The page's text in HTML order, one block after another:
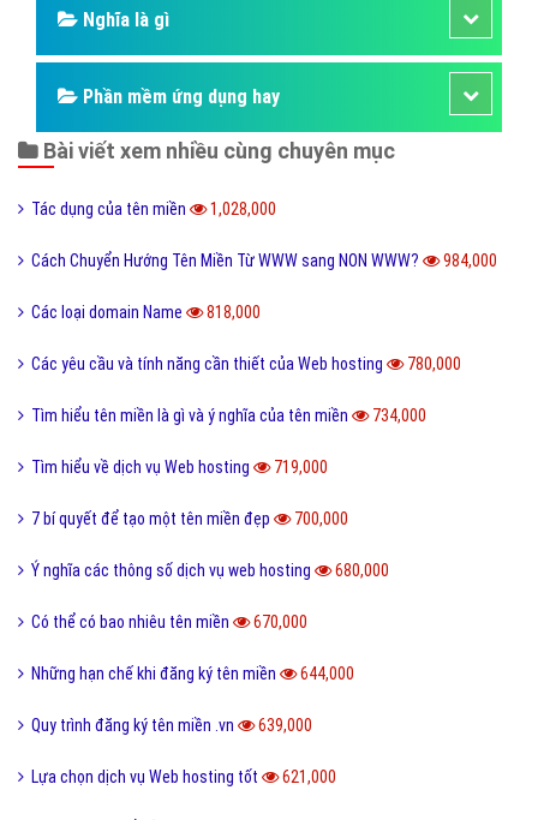
Nghĩa là gì
Phần mềm ứng dụng hay
Bài viết xem nhiều cùng chuyên mục
Tác dụng của tên miền 1,028,000
Cách Chuyển Hướng Tên Miền Từ WWW sang NON WWW? 984,000
Các loại domain Name 818,000
Các yêu cầu và tính năng cần thiết của Web hosting 780,000
Tìm hiểu tên miền là gì và ý nghĩa của tên miền 734,000
Tìm hiểu về dịch vụ Web hosting 719,000
7 bí quyết để tạo một tên miền đẹp 700,000
Ý nghĩa các thông số dịch vụ web hosting 680,000
Có thể có bao nhiêu tên miền 670,000
Những hạn chế khi đăng ký tên miền 644,000
Quy trình đăng ký tên miền .vn 639,000
Lựa chọn dịch vụ Web hosting tốt 621,000